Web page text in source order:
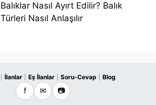
Balıklar Nasıl Ayırt Edilir? Balık
Türleri Nasıl Anlaşılır
İlanlar Eş İlanlar Soru-Cevap Blog
f ✉ 📷